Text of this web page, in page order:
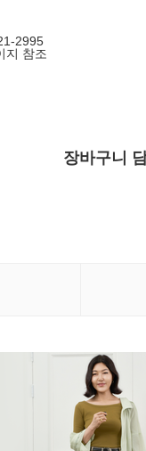
2995
지 참조
장바구니 담